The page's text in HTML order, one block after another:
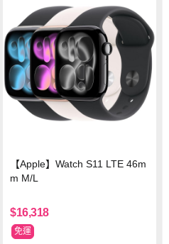
【Apple】Watch S11 LTE 46m
m M/L
$16,318
免運